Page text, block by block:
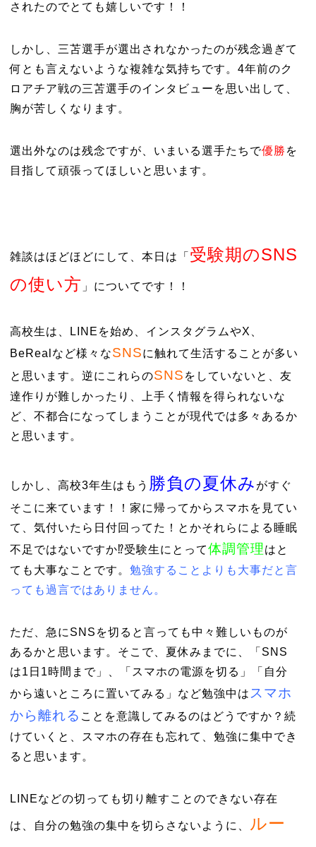
されたのでとても嬉しいです！！
しかし、三苫選手が選出されなかったのが残念過ぎて
何とも言えないような複雑な気持ちです。4年前のク
ロアチア戦の三苫選手のインタビューを思い出して、
胸が苦しくなります。
選出外なのは残念ですが、いまいる選手たちで優勝 を
目指して頑張ってほしいと思います。
雑談はほどほどにして、本日は「 受験期のSNS
の使い方 」についてです！！
高校生は、LINEを始め、インスタグラムやX、
BeRealなど様々なSNSに触れて生活することが多い
と思います。逆にこれらのSNS をしていないと、友
達作りが難しかったり、上手く情報を得られないな
ど、不都合になってしまうことが現代では多々あるか
と思います。
しかし、高校3年生はもう 勝負の夏休み がすぐ
そこに来ています！！家に帰ってからスマホを見てい
て、気付いたら日付回ってた！とかそれらによる睡眠
不足ではないですか⁉受験生にとって体調管理はと
ても大事なことです。 勉強することよりも大事だと言
っても過言ではありません。
ただ、急にSNSを切ると言っても中々難しいものが
あるかと思います。そこで、夏休みまでに、「SNS
は1日1時間まで」、「スマホの電源を切る」「自分
から遠いところに置いてみる」など勉強中は スマホ
から離れる ことを意識してみるのはどうですか？続
けていくと、スマホの存在も忘れて、勉強に集中でき
ると思います。
LINEなどの切っても切り離すことのできない存在
は、自分の勉強の集中を切らさないように、
ルー